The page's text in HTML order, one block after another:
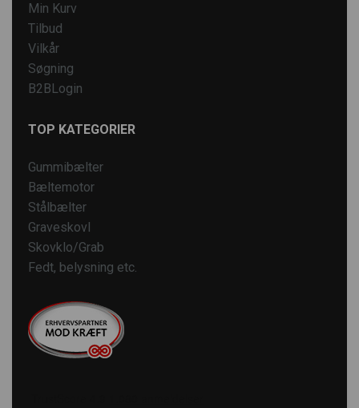
Min Kurv
Tilbud
Vilkår
Søgning
B2BLogin
TOP KATEGORIER
Gummibælter
Bæltemotor
Stålbælter
Graveskovl
Skovklo/Grab
Fedt, belysning etc.